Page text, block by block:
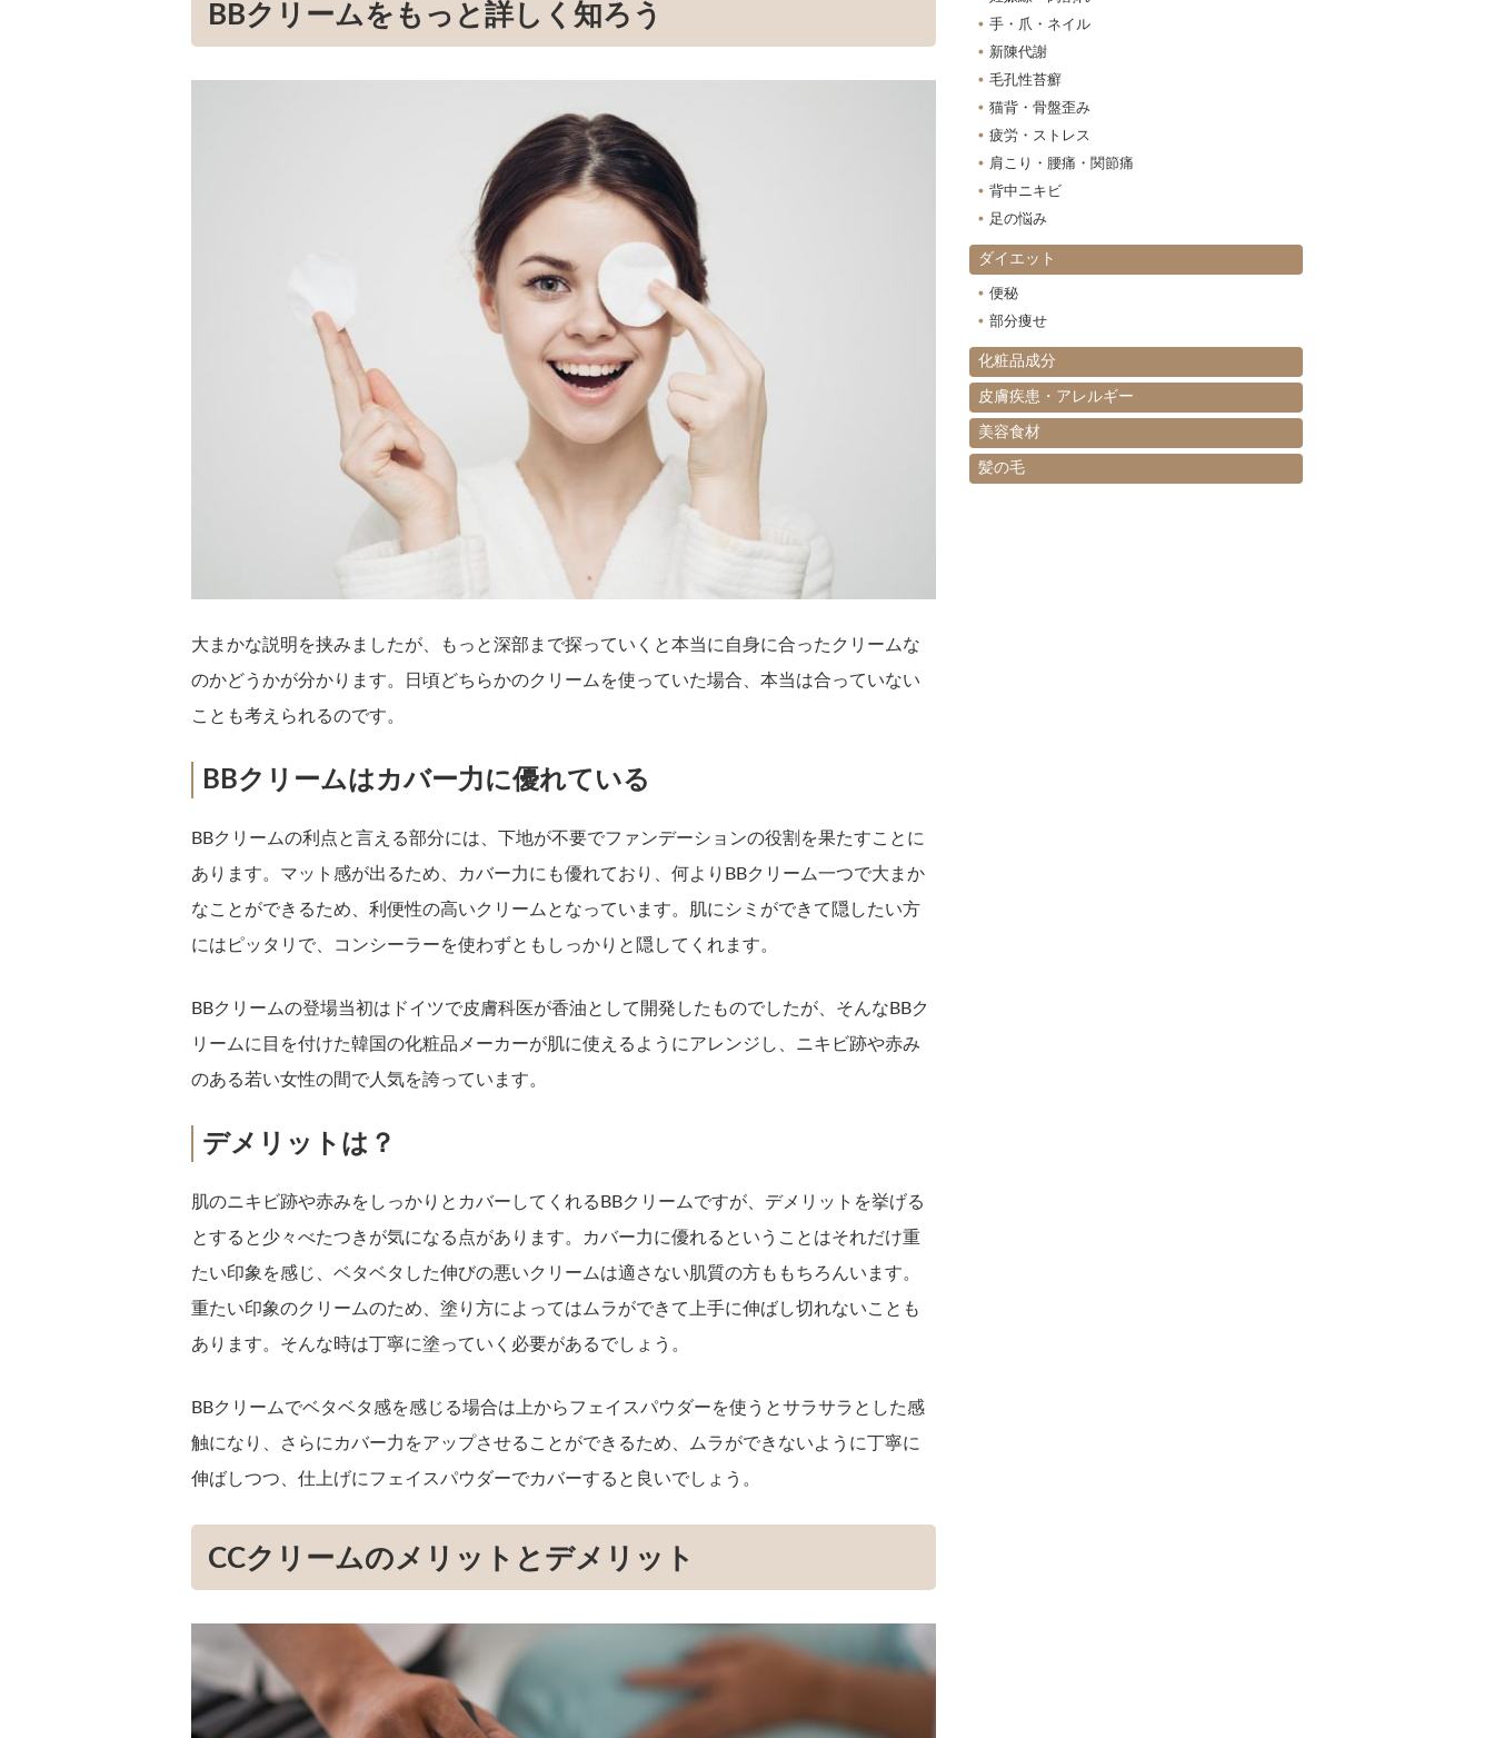
BBクリームをもっと詳しく知ろう
大まかな説明を挟みましたが、もっと深部まで探っていくと本当に自身に合ったクリームな
のかどうかが分かります。日頃どちらかのクリームを使っていた場合、本当は合っていない
ことも考えられるのです。
BBクリームはカバー力に優れている
BBクリームの利点と言える部分には、下地が不要でファンデーションの役割を果たすことに
あります。マット感が出るため、カバー力にも優れており、何よりBBクリーム一つで大まか
なことができるため、利便性の高いクリームとなっています。肌にシミができて隠したい方
にはピッタリで、コンシーラーを使わずともしっかりと隠してくれます。
BBクリームの登場当初はドイツで皮膚科医が香油として開発したものでしたが、そんなBBク
リームに目を付けた韓国の化粧品メーカーが肌に使えるようにアレンジし、ニキビ跡や赤み
のある若い女性の間で人気を誇っています。
デメリットは？
肌のニキビ跡や赤みをしっかりとカバーしてくれるBBクリームですが、デメリットを挙げる
とすると少々べたつきが気になる点があります。カバー力に優れるということはそれだけ重
たい印象を感じ、ベタベタした伸びの悪いクリームは適さない肌質の方ももちろんいます。
重たい印象のクリームのため、塗り方によってはムラができて上手に伸ばし切れないことも
あります。そんな時は丁寧に塗っていく必要があるでしょう。
BBクリームでベタベタ感を感じる場合は上からフェイスパウダーを使うとサラサラとした感
触になり、さらにカバー力をアップさせることができるため、ムラができないように丁寧に
伸ばしつつ、仕上げにフェイスパウダーでカバーすると良いでしょう。
CCクリームのメリットとデメリット
手・爪・ネイル
新陳代謝
毛孔性苔癬
猫背・骨盤歪み
疲労・ストレス
肩こり・腰痛・関節痛
背中ニキビ
足の悩み
ダイエット
便秘
部分痩せ
化粧品成分
皮膚疾患・アレルギー
美容食材
髪の毛